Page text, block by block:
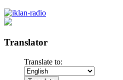
Translator
Translate to: